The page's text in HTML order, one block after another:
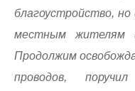
благоустройство,
местным жителям
Продолжим
проводов,